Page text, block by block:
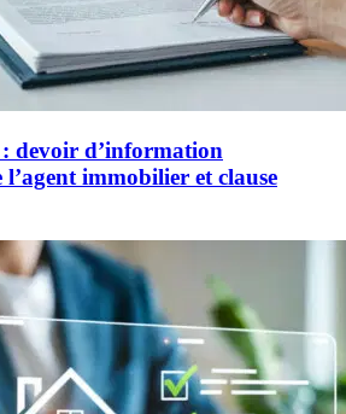
devoir d’information
immobilier et clause